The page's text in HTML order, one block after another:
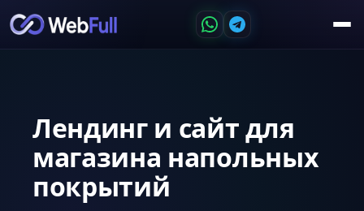
Лендинг и сайт для
магазина напольных
покрытий